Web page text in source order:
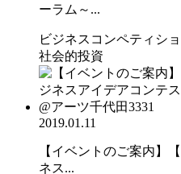
ーラム～...
ビジネスコンペティシ
社会的投資
2019.01.11
【イベントのご案内】
ネス...